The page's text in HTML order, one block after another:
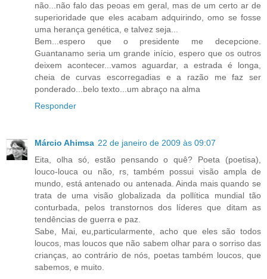
não...não falo das peoas em geral, mas de um certo ar de
superioridade que eles acabam adquirindo, omo se fosse
uma herança genética, e talvez seja...
Bem...espero que o presidente me decepcione.
Guantanamo seria um grande início, espero que os outros
deixem acontecer...vamos aguardar, a estrada é longa,
cheia de curvas escorregadias e a razão me faz ser
ponderado...belo texto...um abraço na alma
Responder
Márcio Ahimsa 22 de janeiro de 2009 às 09:07
Eita, olha só, estão pensando o quê? Poeta (poetisa),
louco-louca ou não, rs, também possui visão ampla de
mundo, está antenado ou antenada. Ainda mais quando se
trata de uma visão globalizada da pollítica mundial tão
conturbada, pelos transtornos dos líderes que ditam as
tendências de guerra e paz.
Sabe, Mai, eu,particularmente, acho que eles são todos
loucos, mas loucos que não sabem olhar para o sorriso das
crianças, ao contrário de nós, poetas também loucos, que
sabemos, e muito.